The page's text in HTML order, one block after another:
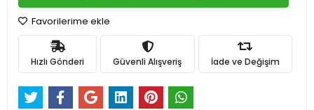
Favorilerime ekle
Hızlı Gönderi Güvenli Alışveriş İade ve Değişim